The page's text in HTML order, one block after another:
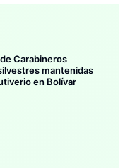
Carabineros
mantenidas
en Bolívar